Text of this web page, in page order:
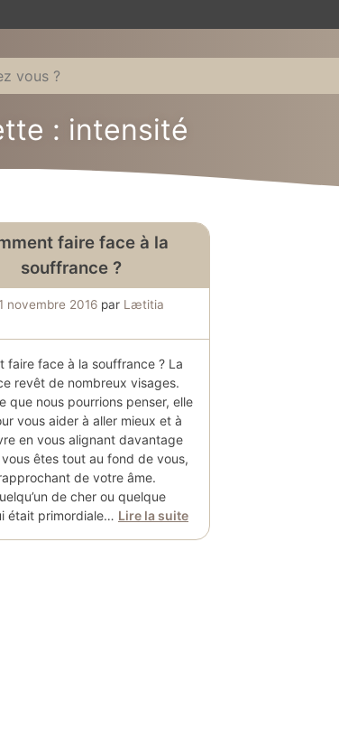
: intensité
faire face à la
souffrance ?
novembre 2016 par Lætitia
faire face à la souffrance ? La
revêt de nombreux visages.
que nous pourrions penser, elle
vous aider à aller mieux et à
en vous alignant davantage
êtes tout au fond de vous,
de votre âme.
de cher ou quelque
était primordiale… Lire la suite